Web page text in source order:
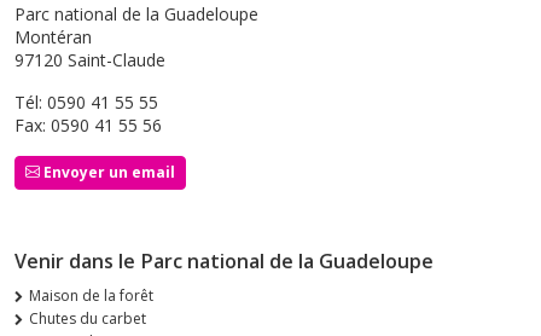
Parc national de la Guadeloupe
Montéran
97120 Saint-Claude
Tél: 0590 41 55 55
Fax: 0590 41 55 56
Envoyer un email
Venir dans le Parc national de la Guadeloupe
Maison de la forêt
Chutes du carbet